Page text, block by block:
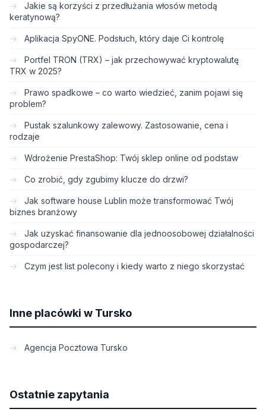
Jakie są korzyści z przedłużania włosów metodą
keratynową?
Aplikacja SpyONE. Podsłuch, który daje Ci kontrolę
Portfel TRON (TRX) – jak przechowywać kryptowalutę
TRX w 2025?
Prawo spadkowe – co warto wiedzieć, zanim pojawi się
problem?
Pustak szalunkowy zalewowy. Zastosowanie, cena i
rodzaje
Wdrożenie PrestaShop: Twój sklep online od podstaw
Co zrobić, gdy zgubimy klucze do drzwi?
Jak software house Lublin może transformować Twój
biznes branżowy
Jak uzyskać finansowanie dla jednoosobowej działalności
gospodarczej?
Czym jest list polecony i kiedy warto z niego skorzystać
Inne placówki w Tursko
Agencja Pocztowa Tursko
Ostatnie zapytania